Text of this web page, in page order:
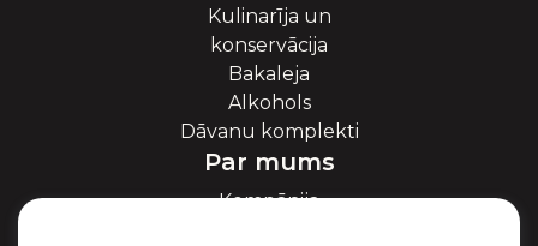
Kulinarīja un
konservācija
Bakaleja
Alkohols
Dāvanu komplekti
Par mums
Kompānija